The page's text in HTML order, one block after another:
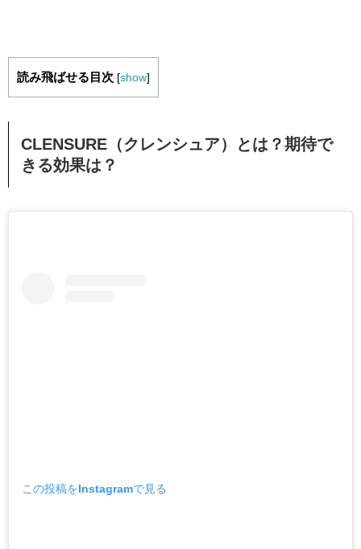
読み飛ばせる目次 [show]
CLENSURE（クレンシュア）とは？期待で
きる効果は？
この投稿をInstagramで見る